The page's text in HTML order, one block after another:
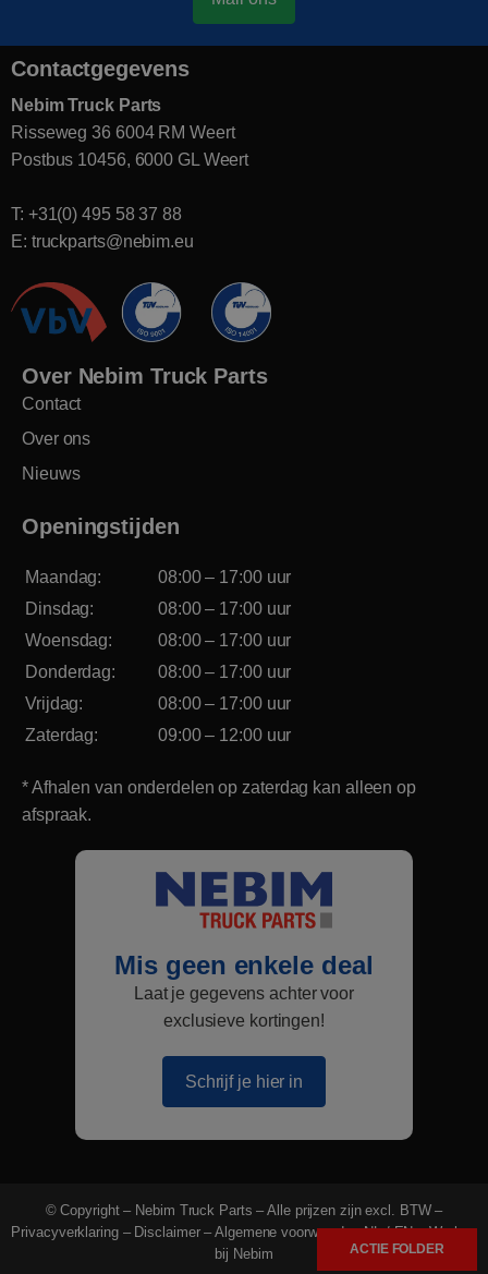
ACTIE FOLDER
Contactgegevens
Nebim Truck Parts
Risseweg 36 6004 RM Weert
Postbus 10456, 6000 GL Weert
T: +31(0) 495 58 37 88
E: truckparts@nebim.eu
Over Nebim Truck Parts
Contact
Over ons
Nieuws
Openingstijden
Maandag:
08:00 – 17:00 uur
Dinsdag:
08:00 – 17:00 uur
Woensdag:
08:00 – 17:00 uur
Donderdag:
08:00 – 17:00 uur
Vrijdag:
08:00 – 17:00 uur
Zaterdag:
09:00 – 12:00 uur
* Afhalen van onderdelen op zaterdag kan alleen op
afspraak.
Mis geen enkele deal
Laat je gegevens achter voor
exclusieve kortingen!
Schrijf je hier in
© Copyright – Nebim Truck Parts – Alle prijzen zijn excl. BTW –
Privacyverklaring– Disclaimer–Algemene voorwaarden NL/EN–Werken
bij Nebim